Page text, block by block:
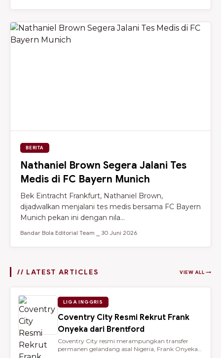
BERITA
Nathaniel Brown Segera Jalani Tes
Medis di FC Bayern Munich
Bek Eintracht Frankfurt, Nathaniel Brown,
dijadwalkan menjalani tes medis bersama FC Bayern
Munich pekan ini dengan nila...
Bandar Bola Editorial Team ⎯ 30 Juni 2026
// LATEST ARTICLES VIEW ALL →
LIGA INGGRIS
Coventry City Resmi Rekrut Frank
Onyeka dari Brentford
Coventry City resmi merampungkan transfer
permanen gelandang asal Nigeria, Frank Onyeka,